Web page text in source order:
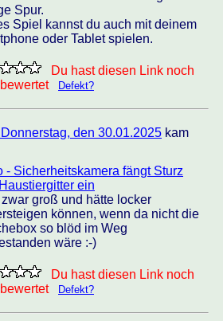
Spur.
Spiel kannst du auch mit deinem
oder Tablet spielen.
Du hast diesen Link noch
Defekt?
den 30.01.2025 kam
- Sicherheitskamera fängt Sturz
ein
zwar groß und hätte locker
können, wenn da nicht die
so blöd im Weg
wäre :-)
Du hast diesen Link noch
Defekt?